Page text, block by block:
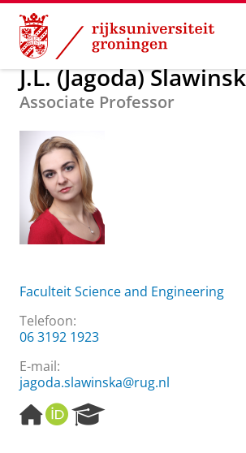
Skip
Content
Skip
Navigation
Over ons J.L. (Jagoda)
J.L. (Jagoda)
Associate Professor
Faculteit Science and Engineering
Telefoon:
06 3192 1923
E-mail:
jagoda.slawinska@rug.nl
H
o
O
R